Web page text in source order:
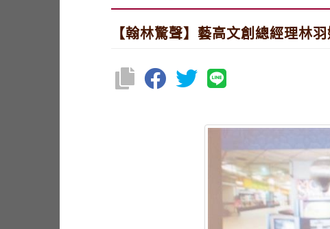
【翰林驚聲】藝高文創總經理林